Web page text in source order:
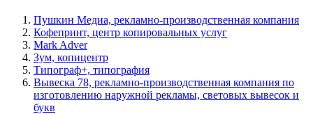
Пушкин Медиа, рекламно-производственная компания
Кофепринт, центр копировальных услуг
Mark Adver
Зум, копицентр
Типограф+, типография
Вывеска 78, рекламно-производственная компания по
изготовлению наружной рекламы, световых вывесок и
букв